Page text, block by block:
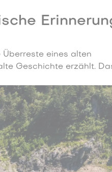
eines alten
Geschichte erzählt.